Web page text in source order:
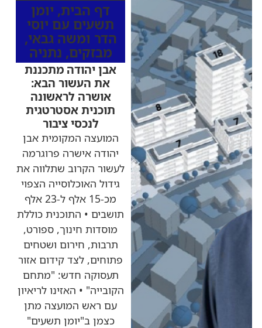
דף הבית, יומן
תשעים עם יוסי
הדר ומשה גבאי,
מבזקים, נתניה
אבן יהודה מתכננת
את העשור הבא:
אושרה לראשונה
תוכנית אסטרטגית
לנכסי ציבור
המועצה המקומית אבן
יהודה אישרה פרוגרמה
לעשור הקרוב שתלווה את
גידול האוכלוסייה הצפוי
מכ-15 אלף ל-23 אלף
תושבים • התוכנית כוללת
מוסדות חינוך, ספורט,
תרבות, חירום ושטחים
פתוחים, לצד קידום אזור
תעסוקה חדש: "מתחם
הקובייה" • האזינו לריאיון
עם ראש המועצה מתן
כצמן ב"יומן תשעים"